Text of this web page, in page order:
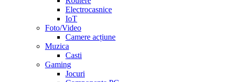
Electrocasnice
IoT
Foto/Video
Camere acțiune
Muzica
Casti
Gaming
Jocuri